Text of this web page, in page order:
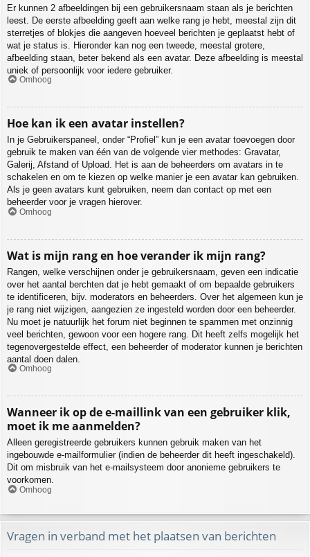
Er kunnen 2 afbeeldingen bij een gebruikersnaam staan als je berichten
leest. De eerste afbeelding geeft aan welke rang je hebt, meestal zijn dit
sterretjes of blokjes die aangeven hoeveel berichten je geplaatst hebt of
wat je status is. Hieronder kan nog een tweede, meestal grotere,
afbeelding staan, beter bekend als een avatar. Deze afbeelding is meestal
uniek of persoonlijk voor iedere gebruiker.
Omhoog
Hoe kan ik een avatar instellen?
In je Gebruikerspaneel, onder “Profiel” kun je een avatar toevoegen door
gebruik te maken van één van de volgende vier methodes: Gravatar,
Galerij, Afstand of Upload. Het is aan de beheerders om avatars in te
schakelen en om te kiezen op welke manier je een avatar kan gebruiken.
Als je geen avatars kunt gebruiken, neem dan contact op met een
beheerder voor je vragen hierover.
Omhoog
Wat is mijn rang en hoe verander ik mijn rang?
Rangen, welke verschijnen onder je gebruikersnaam, geven een indicatie
over het aantal berchten dat je hebt gemaakt of om bepaalde gebruikers
te identificeren, bijv. moderators en beheerders. Over het algemeen kun je
je rang niet wijzigen, aangezien ze ingesteld worden door een beheerder.
Nu moet je natuurlijk het forum niet beginnen te spammen met onzinnig
veel berichten, gewoon voor een hogere rang. Dit heeft zelfs mogelijk het
tegenovergestelde effect, een beheerder of moderator kunnen je berichten
aantal doen dalen.
Omhoog
Wanneer ik op de e-maillink van een gebruiker klik,
moet ik me aanmelden?
Alleen geregistreerde gebruikers kunnen gebruik maken van het
ingebouwde e-mailformulier (indien de beheerder dit heeft ingeschakeld).
Dit om misbruik van het e-mailsysteem door anonieme gebruikers te
voorkomen.
Omhoog
Vragen in verband met het plaatsen van berichten